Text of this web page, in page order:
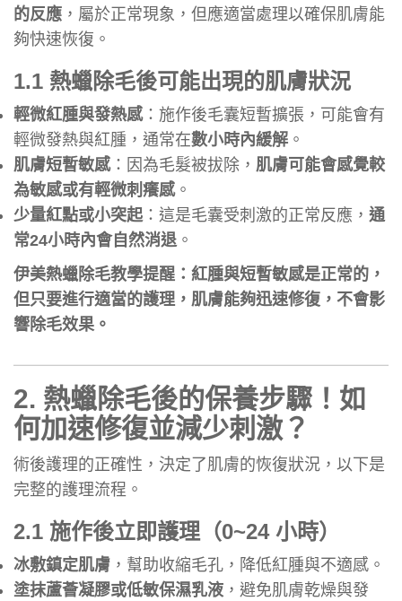
的反應 ，屬於正常現象，但應適當處理以確保肌膚能
夠快速恢復。
1.1 熱蠟除毛後可能出現的肌膚狀況
輕微紅腫與發熱感：施作後毛囊短暫擴張，可能會有
輕微發熱與紅腫，通常在數小時內緩解 。
肌膚短暫敏感：因為毛髮被拔除， 肌膚可能會感覺較
為敏感或有輕微刺癢感。
少量紅點或小突起：這是毛囊受刺激的正常反應， 通
常24小時內會自然消退。
伊美熱蠟除毛教學提醒：紅腫與短暫敏感是正常的，
但只要進行適當的護理，肌膚能夠迅速修復，不會影
響除毛效果。
2. 熱蠟除毛後的保養步驟！如
何加速修復並減少刺激？
術後護理的正確性，決定了肌膚的恢復狀況，以下是
完整的護理流程。
2.1 施作後立即護理（0~24 小時）
冰敷鎮定肌膚 ，幫助收縮毛孔，降低紅腫與不適感。
塗抹蘆薈凝膠或低敏保濕乳液 ，避免肌膚乾燥與發